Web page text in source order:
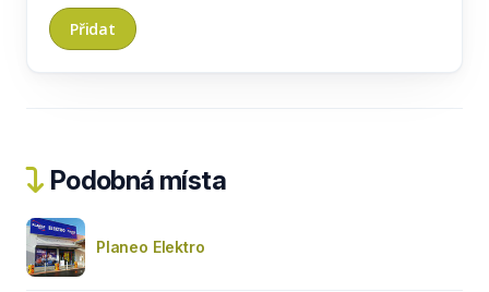
Podobná místa
Planeo Elektro